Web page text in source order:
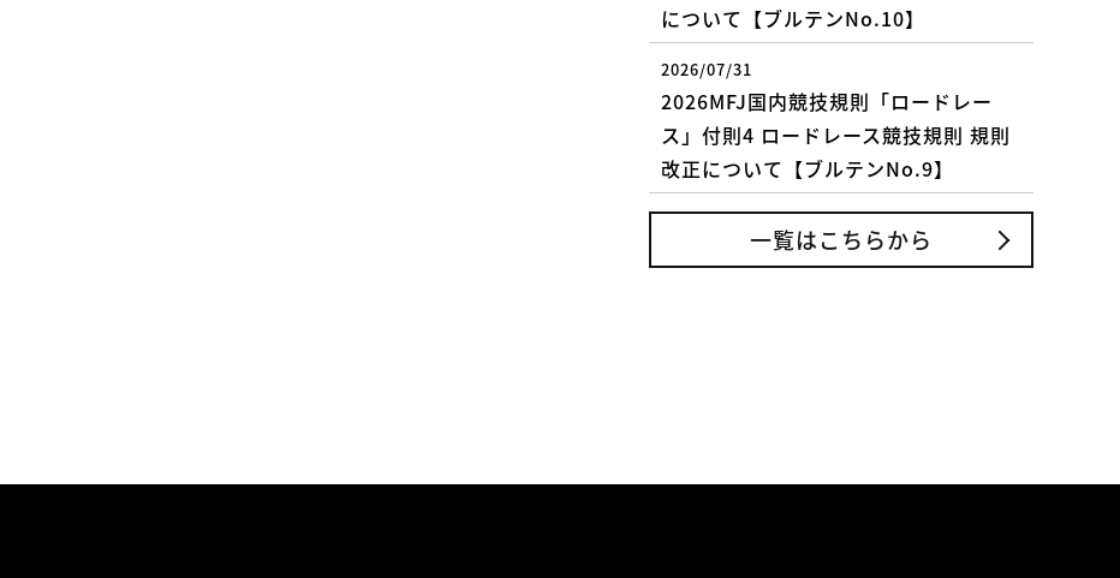
について【ブルテンNo.10】
2026/07/31
2026MFJ国内競技規則「ロードレー
ス」付則4 ロードレース競技規則 規則
改正について【ブルテンNo.9】
一覧はこちらから